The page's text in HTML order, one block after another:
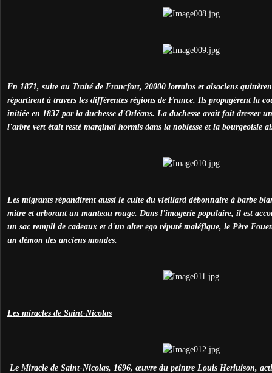
En 1871, suite au Traité de Francfort, 20000 lorrains et alsaciens
répartirent à travers les différentes régions de France. Ils propagèrent la
initiée en 1837 par la duchesse d'Orléans. La duchesse avait fait dresser
l'arbre vert était resté marginal hormis dans la noblesse et la bourgeoisie
Les migrants répandirent aussi le culte du vieillard débonnaire à barbe
mitre et arborant un manteau rouge. Dans l'imagerie populaire, il est
un sac rempli de cadeaux et d'un alter ego réputé maléfique, le Père
un démon des anciens mondes.
Les miracles de Saint-Nicolas
Le Miracle de Saint-Nicolas, 1696, œuvre du peintre Louis Herluison,